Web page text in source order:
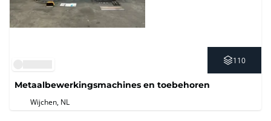
110
Metaalbewerkingsmachines en toebehoren
Wijchen, NL